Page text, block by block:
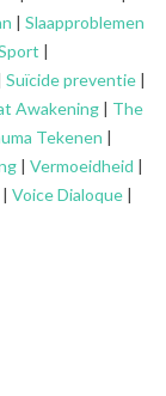
| Slaapproblemen
|
Suïcide preventie |
Awakening | The
Tekenen |
| Vermoeidheid |
| Voice Dialoque |